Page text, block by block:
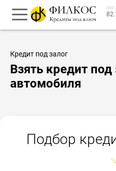
USD
Кредит под залог
Взять кредит под
автомобиля
Подбор